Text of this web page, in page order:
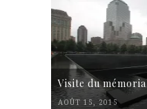
Visite du
AOÛT 15, 2015